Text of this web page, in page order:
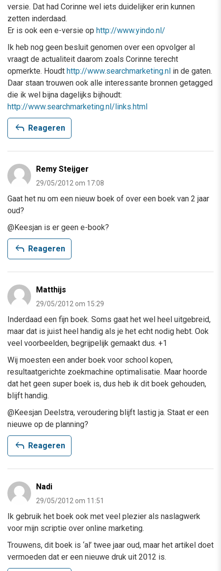
versie. Dat had Corinne wel iets duidelijker erin kunnen
zetten inderdaad.
Er is ook een e-versie op http://www.yindo.nl/
Ik heb nog geen besluit genomen over een opvolger al
vraagt de actualiteit daarom zoals Corinne terecht
opmerkte. Houdt http://www.searchmarketing.nl in de gaten.
Daar staan trouwen ook alle interessante bronnen getagged
die ik wel bijna dagelijks bijhoudt:
http://www.searchmarketing.nl/links.html
reply Reageren
Remy Steijger
29/05/2012 om 17:08
Gaat het nu om een nieuw boek of over een boek van 2 jaar
oud?
@Keesjan is er geen e-book?
reply Reageren
Matthijs
29/05/2012 om 15:29
Inderdaad een fijn boek. Soms gaat het wel heel uitgebreid,
maar dat is juist heel handig als je het echt nodig hebt. Ook
veel voorbeelden, begrijpelijk gemaakt dus. +1
Wij moesten een ander boek voor school kopen,
resultaatgerichte zoekmachine optimalisatie. Maar hoorde
dat het geen super boek is, dus heb ik dit boek gehouden,
blijft handig.
@Keesjan Deelstra, veroudering blijft lastig ja. Staat er een
nieuwe op de planning?
reply Reageren
Nadi
29/05/2012 om 11:51
Ik gebruik het boek ook met veel plezier als naslagwerk
voor mijn scriptie over online marketing.
Trouwens, dit boek is ‘al’ twee jaar oud, maar het artikel doet
vermoeden dat er een nieuwe druk uit 2012 is.